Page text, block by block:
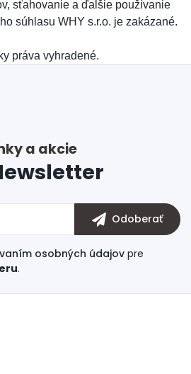
sťahovanie a ďalšie používanie
súhlasu WHY s.r.o. je zakázané.
práva vyhradené.
osobných údajov pre
.